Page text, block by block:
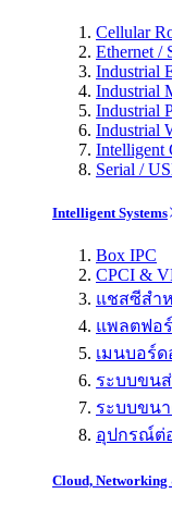
Cellular
Ethernet /
Industrial
Industrial
Industrial
Industrial
Intelligent
Serial /
Intelligent Systems
Box IPC
CPCI &
แชสซีสำ
แพลตฟอ
เมนบอร์
ระบบขน
ระบบขนา
อุปกรณ์ต่
Cloud, Networking